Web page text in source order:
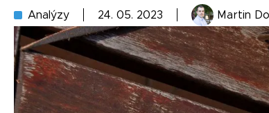
Analýzy 24. 05. 2023 Martin